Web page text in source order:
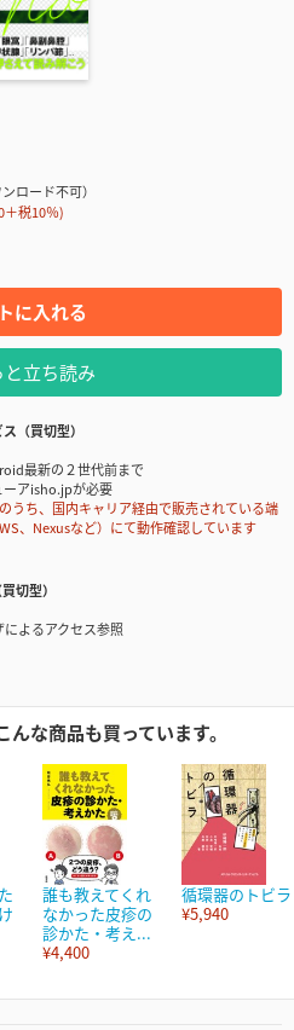
ロード不可）
＋税10％)
に入れる
立ち読み
（買切型）
最新の２世代前まで
アisho.jpが必要
ち、国内キャリア経由で販売されている端
、Nexusなど）にて動作確認しています
切型）
よるアクセス参照
な商品も買っています。
誰も教えてくれ
なかった皮疹の
診かた・考え...
¥4,400
循環器のトビラ
¥5,940